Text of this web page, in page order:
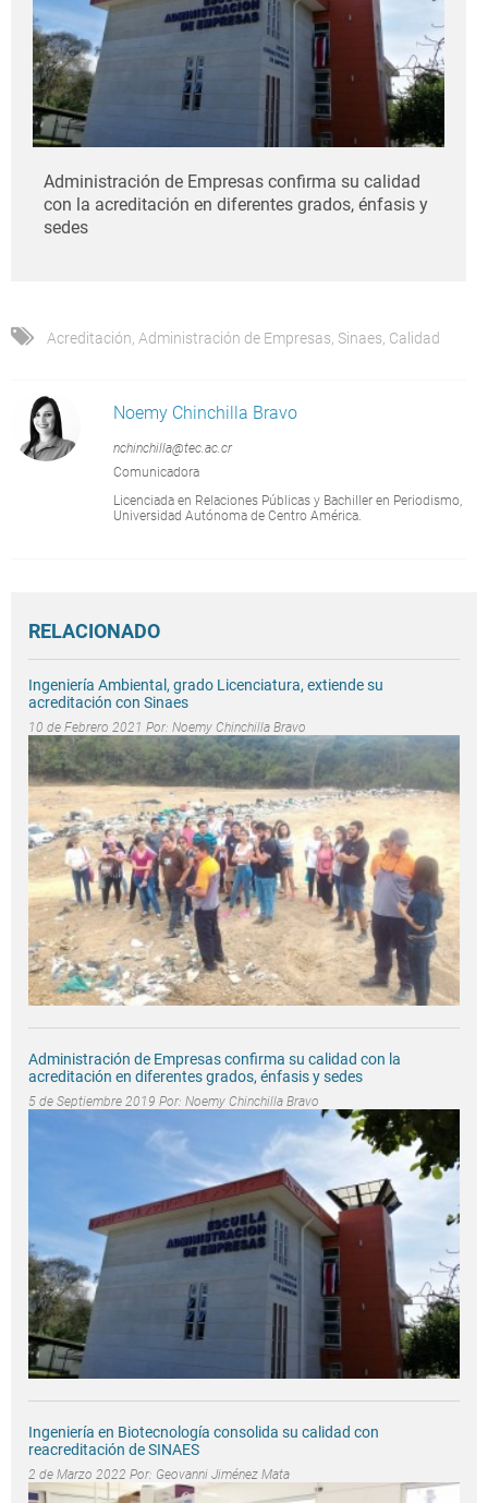
Administración de Empresas confirma su calidad
con la acreditación en diferentes grados, énfasis y
sedes
Acreditación, Administración de Empresas, Sinaes, Calidad
Noemy Chinchilla Bravo
nchinchilla@tec.ac.cr
Comunicadora
Licenciada en Relaciones Públicas y Bachiller en Periodismo,
Universidad Autónoma de Centro América.
RELACIONADO
Ingeniería Ambiental, grado Licenciatura, extiende su
acreditación con Sinaes
10 de Febrero 2021 Por: Noemy Chinchilla Bravo
Administración de Empresas confirma su calidad con la
acreditación en diferentes grados, énfasis y sedes
5 de Septiembre 2019 Por: Noemy Chinchilla Bravo
Ingeniería en Biotecnología consolida su calidad con
reacreditación de SINAES
2 de Marzo 2022 Por: Geovanni Jiménez Mata